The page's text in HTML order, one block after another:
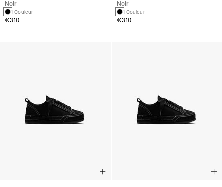
Noir
1 Couleur
€310
Noir
1 Couleur
€310